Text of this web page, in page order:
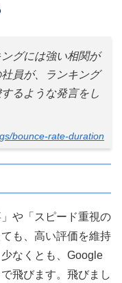
グには強い相関が
員が、ランキング
るような発言をし
bounce-rate-duration
や「スピード重視の
も、高い評価を維持
なくとも、Google
飛びます。飛びまし